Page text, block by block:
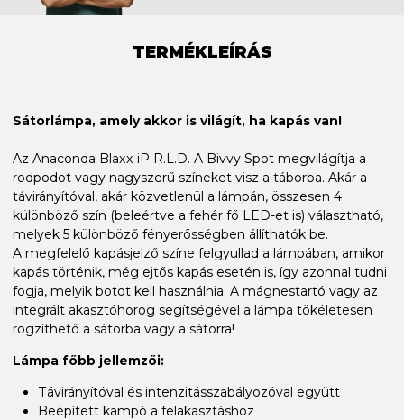
TERMÉKLEÍRÁS
Sátorlámpa, amely akkor is világít, ha kapás van!
Az Anaconda Blaxx iP R.L.D. A Bivvy Spot megvilágítja a
rodpodot vagy nagyszerű színeket visz a táborba. Akár a
távirányítóval, akár közvetlenül a lámpán, összesen 4
különböző szín (beleértve a fehér fő LED-et is) választható,
melyek 5 különböző fényerősségben állíthatók be.
A megfelelő kapásjelző színe felgyullad a lámpában, amikor
kapás történik, még ejtős kapás esetén is, így azonnal tudni
fogja, melyik botot kell használnia. A mágnestartó vagy az
integrált akasztóhorog segítségével a lámpa tökéletesen
rögzíthető a sátorba vagy a sátorra!
Lámpa főbb jellemzői:
Távirányítóval és intenzitásszabályozóval együtt
Beépített kampó a felakasztáshoz